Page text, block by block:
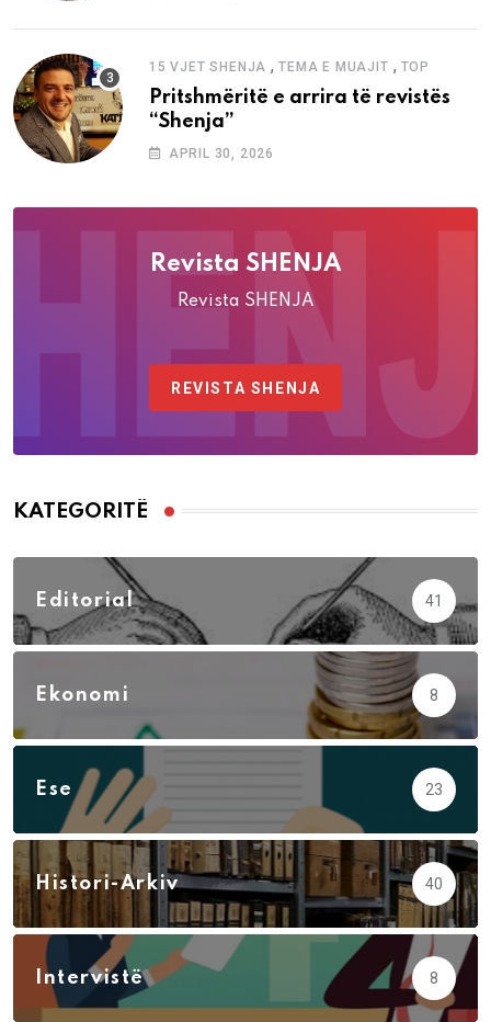
15 VJET SHENJA ,TEMA E MUAJIT , TOP
Pritshmëritë e arrira të revistës
“Shenja”
APRIL 30, 2026
Revista SHENJA
Revista SHENJA
REVISTA SHENJA
KATEGORITË
Editorial 41
Ekonomi 8
Ese 23
Histori-Arkiv 40
Intervistë 8